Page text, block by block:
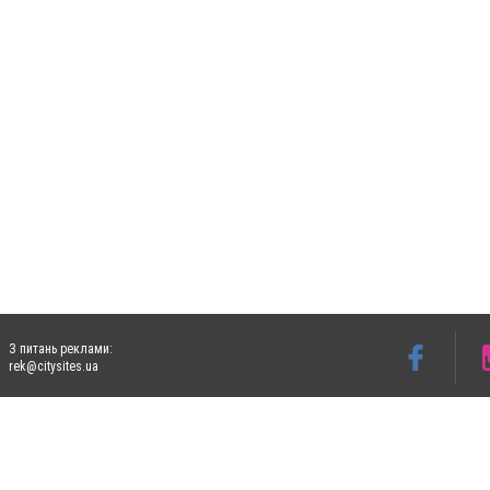
З питань реклами:
rek@citysites.ua